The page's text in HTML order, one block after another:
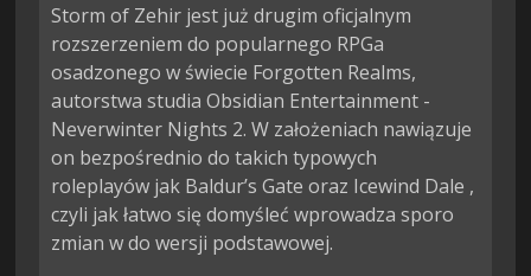
Storm of Zehir jest już drugim oficjalnym
rozszerzeniem do popularnego RPGa
osadzonego w świecie Forgotten Realms,
autorstwa studia Obsidian Entertainment -
Neverwinter Nights 2. W założeniach nawiązuje
on bezpośrednio do takich typowych
roleplayów jak Baldur’s Gate oraz Icewind Dale ,
czyli jak łatwo się domyśleć wprowadza sporo
zmian w do wersji podstawowej.